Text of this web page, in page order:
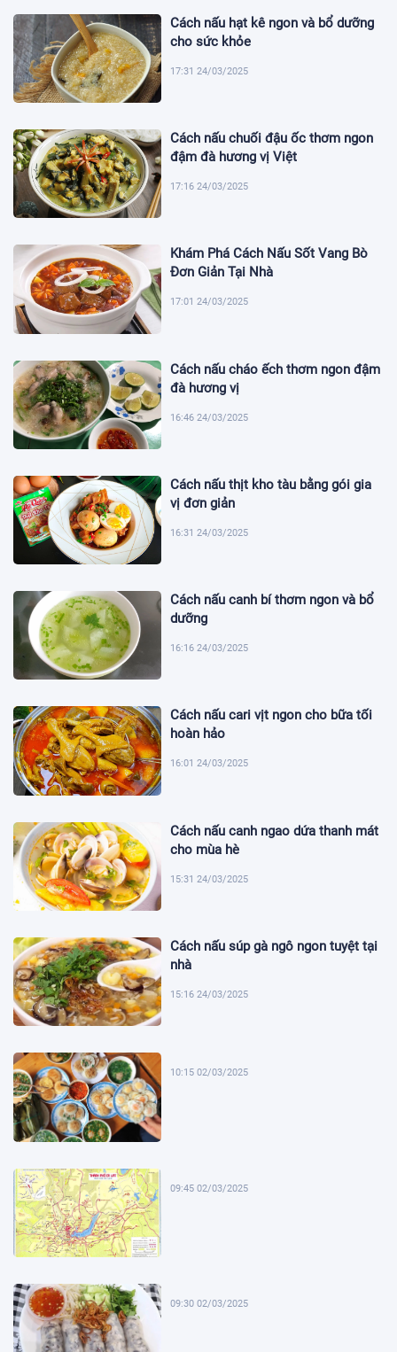
Cách nấu hạt kê ngon và bổ dưỡng
cho sức khỏe
17:31 24/03/2025
Cách nấu chuối đậu ốc thơm ngon
đậm đà hương vị Việt
17:16 24/03/2025
Khám Phá Cách Nấu Sốt Vang Bò
Đơn Giản Tại Nhà
17:01 24/03/2025
Cách nấu cháo ếch thơm ngon đậm
đà hương vị
16:46 24/03/2025
Cách nấu thịt kho tàu bằng gói gia
vị đơn giản
16:31 24/03/2025
Cách nấu canh bí thơm ngon và bổ
dưỡng
16:16 24/03/2025
Cách nấu cari vịt ngon cho bữa tối
hoàn hảo
16:01 24/03/2025
Cách nấu canh ngao dứa thanh mát
cho mùa hè
15:31 24/03/2025
Cách nấu súp gà ngô ngon tuyệt tại
nhà
15:16 24/03/2025
10:15 02/03/2025
09:45 02/03/2025
09:30 02/03/2025